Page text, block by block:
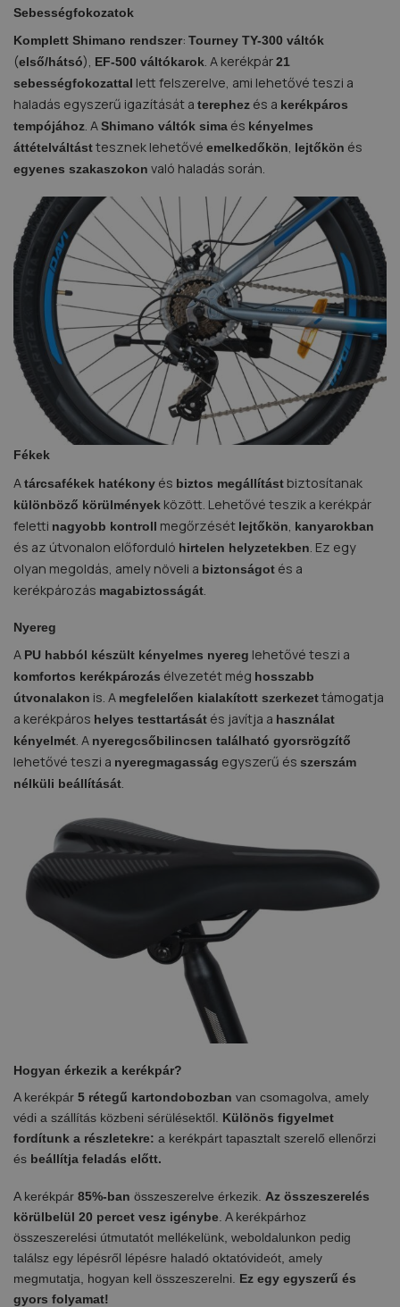
Sebességfokozatok
Komplett Shimano rendszer: Tourney TY-300 váltók
(első/hátsó), EF-500 váltókarok. A kerékpár21
sebességfokozattal lett felszerelve, ami lehetővé teszi a
haladás egyszerű igazítását a terephez és a kerékpáros
tempójához. AShimano váltók sima és kényelmes
áttételváltásttesznek lehetővé emelkedőkön, lejtőkön és
egyenes szakaszokon való haladás során.
Fékek
Atárcsafékek hatékony és biztos megállítástbiztosítanak
különböző körülmények között. Lehetővé teszik a kerékpár
feletti nagyobb kontroll megőrzését lejtőkön kanyarokban
és az útvonalon előforduló hirtelen helyzetekben . Ez egy
olyan megoldás, amely növeli a biztonságot és a
kerékpározás magabiztosságát
Nyereg
A PU habból készült kényelmes nyereg lehetővé teszi a
komfortos kerékpározás élvezetét még hosszabb
útvonalakon is. A megfelelően kialakított szerkezettámogatja
a kerékpáros helyes testtartását és javítja a használat
kényelmét. A nyeregcsőbilincsen található gyorsrögzítő
lehetővé teszi a nyeregmagasság egyszerű és szerszám
nélküli beállítását.
Hogyan érkezik a kerékpár?
A kerékpár 5 rétegű kartondobozban van csomagolva, amely
védi a szállítás közbeni sérülésektől. Különös figyelmet
fordítunk a részletekre: a kerékpárt tapasztalt szerelő ellenőrzi
és beállítja feladás előtt.
A kerékpár 85%-ban összeszerelve érkezik. Az összeszerelés
körülbelül 20 percet vesz igénybe . A kerékpárhoz
összeszerelési útmutatót mellékelünk, weboldalunkon pedig
találsz egy lépésről lépésre haladó oktatóvideót, amely
megmutatja, hogyan kell összeszerelni.
Ez egy egyszerű és
gyors folyamat!